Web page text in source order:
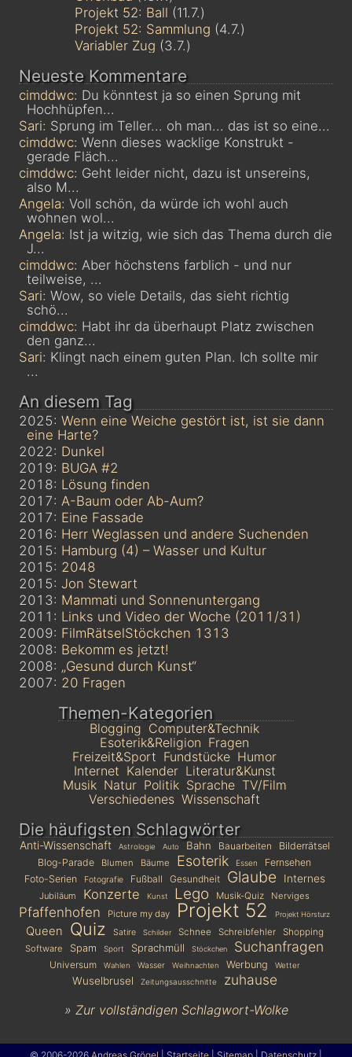
Projekt 52: Ball (11.7.)
Projekt 52: Sammlung (4.7.)
Variabler Zug (3.7.)
Neueste Kommentare
cimddwc: Du könntest ja so einen Sprung mit
Hochhüpfen...
Sari: Sprung im Teller... oh man... das ist so eine...
cimddwc: Wenn dieses wacklige Konstrukt -
gerade Fläch...
cimddwc: Geht leider nicht, dazu ist unsereins,
also M...
Angela: Voll schön, da würde ich wohl auch
wohnen wol...
Angela: Ist ja witzig, wie sich das Thema durch die
J...
cimddwc: Aber höchstens farblich - und nur
teilweise, ...
Sari: Wow, so viele Details, das sieht richtig
schö...
cimddwc: Habt ihr da überhaupt Platz zwischen
den ganz...
Sari: Klingt nach einem guten Plan. Ich sollte mir
...
An diesem Tag
2025: Wenn eine Weiche gestört ist, ist sie dann
eine Harte?
2022: Dunkel
2019: BUGA #2
2018: Lösung finden
2017: A-Baum oder Ab-Aum?
2017: Eine Fassade
2016: Herr Weglassen und andere Suchenden
2015: Hamburg (4) – Wasser und Kultur
2015: 2048
2015: Jon Stewart
2013: Mammati und Sonnenuntergang
2011: Links und Video der Woche (2011/31)
2009: FilmRätselStöckchen 1313
2008: Bekomm es jetzt!
2008: „Gesund durch Kunst“
2007: 20 Fragen
Themen-Kategorien
Blogging Computer&Technik
Esoterik&Religion Fragen
Freizeit&Sport Fundstücke Humor
Internet Kalender Literatur&Kunst
Musik Natur Politik Sprache TV/Film
Verschiedenes Wissenschaft
Die häufigsten Schlagwörter
Anti-Wissenschaft Astrologie Auto Bahn Bauarbeiten
Bilderrätsel
Blog-Parade
Blumen Bäume Esoterik Essen
Fernsehen
Foto-Serien
Fotografie Fußball Gesundheit Glaube Internes
Jubiläum Konzerte Kunst Lego Musik-Quiz Nerviges
Pfaffenhofen Picture my day Projekt 52 Projekt Hörsturz
Queen Quiz Satire Schilder Schnee Schreibfehler
Shopping
Software
Spam Sport Sprachmüll Stöckchen Suchanfragen
Universum Wahlen Wasser Weihnachten Werbung Wetter
Wuselbrusel Zeitungsausschnitte zuhause
» Zur vollständigen Schlagwort-Wolke